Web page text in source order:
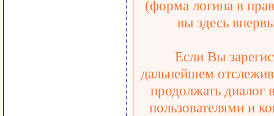
(форма логина в
вы здесь
Если Вы
дальнейшем
продолжать диалог
пользователями и